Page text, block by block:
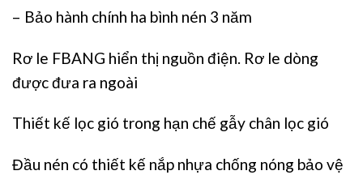
– Bảo hành chính ha bình nén 3 năm
Rơ le FBANG hiển thị nguồn điện. Rơ le dòng
được đưa ra ngoài
Thiết kế lọc gió trong hạn chế gẫy chân lọc gió
Đầu nén có thiết kế nắp nhựa chống nóng bảo vệ